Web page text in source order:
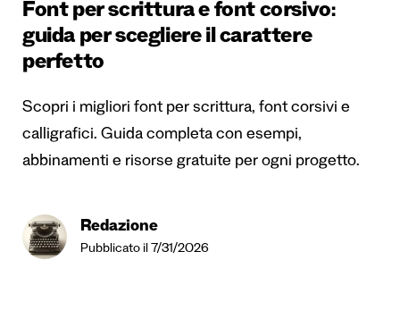
Font per scrittura e font corsivo:
guida per scegliere il carattere
perfetto
Scopri i migliori font per scrittura, font corsivi e
calligrafici. Guida completa con esempi,
abbinamenti e risorse gratuite per ogni progetto.
Redazione
Pubblicato il 7/31/2026